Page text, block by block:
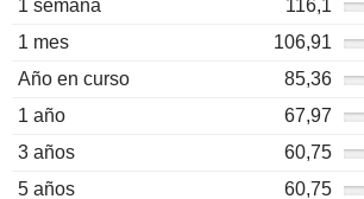
1 semana 116,1
1 mes
106,91
Año en curso
85,36
1 año
67,97
3 años
60,75
5 años
60,75